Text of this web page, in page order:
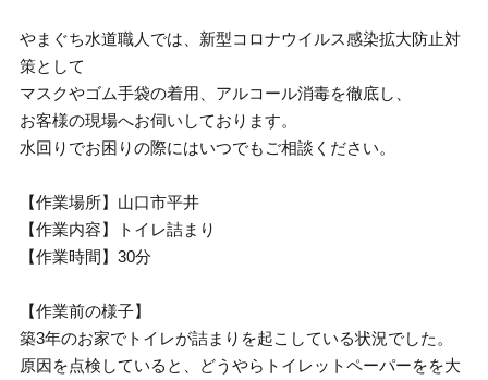
やまぐち水道職人では、新型コロナウイルス感染拡大防止対
策として
マスクやゴム手袋の着用、アルコール消毒を徹底し、
お客様の現場へお伺いしております。
水回りでお困りの際にはいつでもご相談ください。
【作業場所】山口市平井
【作業内容】トイレ詰まり
【作業時間】30分
【作業前の様子】
築3年のお家でトイレが詰まりを起こしている状況でした。
原因を点検していると、どうやらトイレットペーパーをを大